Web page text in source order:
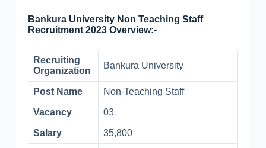
Bankura University Non Teaching Staff
Recruitment 2023 Overview:-
Recruiting
Organization
Bankura University
Post Name Non-Teaching Staff
Vacancy 03
Salary 35,800